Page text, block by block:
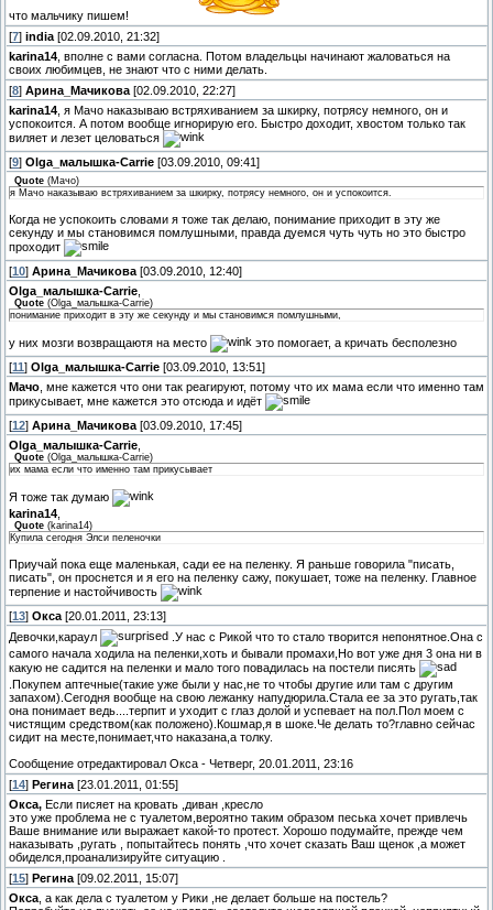
что мальчику пишем!
[7] india [02.09.2010, 21:32]
karina14 , вполне с вами согласна. Потом владельцы начинают жаловаться на
своих любимцев, не знают что с ними делать.
[8] Арина_Мачикова [02.09.2010, 22:27]
karina14 , я Мачо наказываю встряхиванием за шкирку, потрясу немного, он и
успокоится. А потом вообще игнорирую его. Быстро доходит, хвостом только так
виляет и лезет целоваться
[9] Olga_малышка-Carrie [03.09.2010, 09:41]
Quote (Мачо)
я Мачо наказываю встряхиванием за шкирку, потрясу немного, он и успокоится.
Когда не успокоить словами я тоже так делаю, понимание приходит в эту же
секунду и мы становимся помлушными, правда дуемся чуть чуть но это быстро
проходит
[10] Арина_Мачикова [03.09.2010, 12:40]
Olga_малышка-Carrie
Quote (Olga_малышка-Carrie)
понимание приходит в эту же секунду и мы становимся помлушными,
у них мозги возвращаютя на место
это помогает, а кричать бесполезно
[11 ] Olga_малышка-Carrie [03.09.2010, 13:51]
Мачо , мне кажется что они так реагируют, потому что их мама если что именно там
прикусывает, мне кажется это отсюда и идёт
[12] Арина_Мачикова [03.09.2010, 17:45]
Olga_малышка-Carrie
Quote (Olga_малышка-Carrie)
их мама если что именно там прикусывает
Я тоже так думаю
karina14
Quote (karina14)
Купила сегодня Элси пеленочки
Приучай пока еще маленькая, сади ее на пеленку. Я раньше говорила "писать,
писать", он проснется и я его на пеленку сажу, покушает, тоже на пеленку. Главное
терпение и настойчивость
[13] Окса [20.01.2011, 23:13]
Девочки,караул
.У нас с Рикой что то стало творится непонятное.Она с
самого начала ходила на пеленки,хоть и бывали промахи,Но вот уже дня 3 она ни в
какую не садится на пеленки и мало того повадилась на постели писять
.Покупем аптечные(такие уже были у нас,не то чтобы другие или там с другим
запахом).Сегодня вообще на свою лежанку напудюрила.Стала ее за это ругать,так
она понимает ведь....терпит и уходит с глаз долой и успевает на пол.Пол моем с
чистящим средством(как положено).Кошмар,я в шоке.Че делать то?главно сейчас
сидит на месте,понимает,что наказана,а толку.
Сообщение отредактировал Окса - Четверг, 20.01.2011, 23:16
[14] Регина [23.01.2011, 01:55]
Окса, Если писяет на кровать ,диван ,кресло
это уже проблема не с туалетом,вероятно таким образом песька хочет привлечь
Ваше внимание или выражает какой-то протест. Хорошо подумайте, прежде чем
наказывать ,ругать , попытайтесь понять ,что хочет сказать Ваш щенок ,а может
обиделся,проанализируйте ситуацию .
[15] Регина [09.02.2011, 15:07]
Окса , а как дела с туалетом у Рики ,не делает больше на постель?